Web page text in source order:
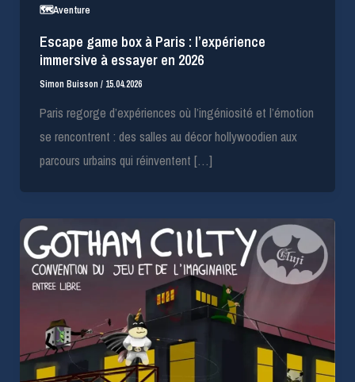
🗺️Aventure
Escape game box à Paris : l’expérience
immersive à essayer en 2026
Simon Buisson / 15.04.2026
Paris regorge d’expériences où l’ingéniosité et l’émotion
se rencontrent : des salles au décor hollywoodien aux
parcours urbains qui réinventent […]